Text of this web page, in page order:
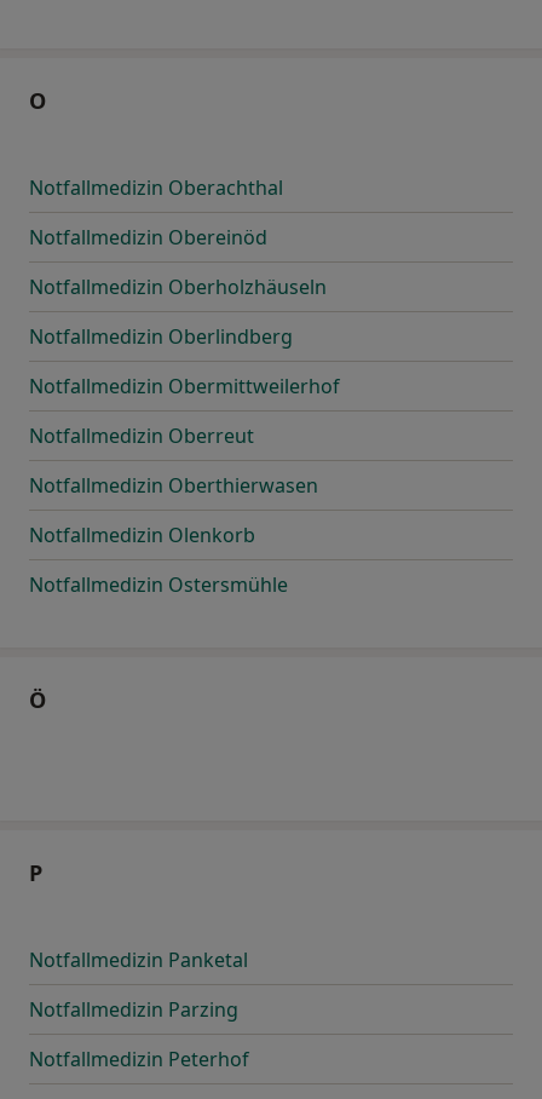
O
Notfallmedizin Oberachthal
Notfallmedizin Obereinöd
Notfallmedizin Oberholzhäuseln
Notfallmedizin Oberlindberg
Notfallmedizin Obermittweilerhof
Notfallmedizin Oberreut
Notfallmedizin Oberthierwasen
Notfallmedizin Olenkorb
Notfallmedizin Ostersmühle
Ö
P
Notfallmedizin Panketal
Notfallmedizin Parzing
Notfallmedizin Peterhof